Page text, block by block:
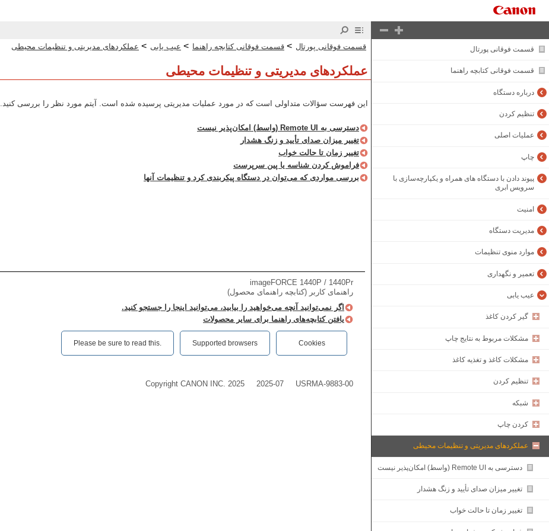
قسمت فوقانی پورتال
قسمت فوقانی کتابچه راهنما
درباره دستگاه
تنظیم کردن
عملیات اصلی
چاپ
پیوند دادن با دستگاه های همراه و یکپارچه‌سازی با
سرویس ابری
امنیت
مدیریت دستگاه
موارد منوی تنظیمات
تعمیر و نگهداری
عیب یابی
گیر کردن کاغذ
مشکلات مربوط به نتایج چاپ
مشکلات کاغذ و تغذیه کاغذ
تنظیم کردن
شبکه
کردن چاپ
عملکردهای مدیریتی و تنظیمات محیطی
دسترسی به Remote UI (واسط) امکان‌پذیر نیست
تغییر میزان صدای تأیید و زنگ هشدار
تغییر زمان تا حالت خواب
قسمت فوقانی پورتال > قسمت فوقانی کتابچه راهنما > عیب یابی > عملکردهای مدیریتی و تنظیمات محیطی
عملکردهای مدیریتی و تنظیمات محیطی
این فهرست سؤالات متداولی است که در مورد عملیات مدیریتی پرسیده شده است. آیتم مورد نظر را بررسی کنید.
دسترسی به Remote UI (واسط) امکان‌پذیر نیست
تغییر میزان صدای تأیید و زنگ هشدار
تغییر زمان تا حالت خواب
فراموش کردن شناسه یا پین سرپرست
بررسی مواردی که می‌توان در دستگاه پیکربندی کرد و تنظیمات آنها
imageFORCE 1440P / 1440Pr
راهنمای کاربر (کتابچه راهنمای محصول)
اگر نمی‌توانید آنچه می‌خواهید را بیابید، می‌توانید اینجا را جستجو کنید.
یافتن کتابچه‌های راهنما برای سایر محصولات
Please be sure to read this.‎ Supported browsers Cookies
USRMA-9883-00
2025-07
Copyright CANON INC. 2025